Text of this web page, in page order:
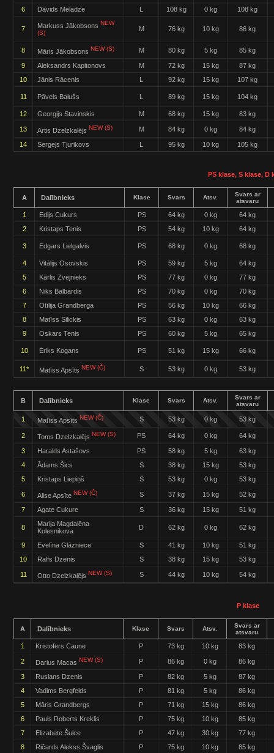
6
Dāvids Meladze 108 kg 0 kg 108 kg
7 Markuss Jākobsons NEW
(S)
M 76 kg 10 kg 86 kg
8 Māris Jākobsons NEW (S) M 80 kg 5 kg 85 kg
9 Aleksandrs Kapitonovs M 72 kg 15 kg
87 kg
10
Jānis Rācenis 92 kg 15 kg 107 kg
11 Pāvels Balušs 89 kg 15 kg 104 kg
12 Georgijs Stavinskis M 68 kg 15 kg 83 kg
13 Artis Dzelzkalējs NEW (S) M 84 kg 0 kg 84 kg
14 Sergejs Tjurikovs 95 kg 10 kg 105 kg
PS klase, S klase, D
A Dalībnieks Klase Svars Atsv.
Svars ar
atsvaru
1 Edijs Cukurs PS 64 kg 0 kg
64 kg
2
Kristaps Tenis PS 54 kg 10 kg 64 kg
3 Edgars Lielgalvis PS 68 kg 0 kg 68 kg
4 Vitālijs Osovskis PS 59 kg 5 kg
64 kg
5
Kārlis Zvejnieks PS 77 kg 0 kg
77 kg
6
Niks Balbārdis PS 70 kg 0 kg
70 kg
7
Otīlija Grandberga PS 56 kg 10 kg
66 kg
8
Matīss Silickis PS 63 kg 0 kg
63 kg
9
Oskars Tenis PS 60 kg 5 kg 65 kg
10 Ēriks Kogans PS 51 kg 15 kg 66 kg
11* Matīss Apsīts NEW (Č) S 53 kg 0 kg 53 kg
B Dalībnieks Klase Svars Atsv.
Svars ar
atsvaru
1 Matīss Apsīts NEW (Č) S 53 kg 0 kg 53 kg
2 Toms Dzelzkalējs NEW (S) PS 64 kg 0 kg 64 kg
3 Haralds Astašovs PS 58 kg 5 kg
63 kg
4
Ādams Šics S 38 kg 15 kg
53 kg
5
Kristaps Liepiņš S 53 kg 0 kg 53 kg
6 Alise Apsīte NEW (Č) S 37 kg 15 kg 52 kg
7 Agate Cukure S 36 kg 15 kg 51 kg
8
Marija Magdalēna
Kolesnikova
D 62 kg 0 kg 62 kg
9 Evelīna Glāzniece S 41 kg 10 kg
51 kg
10
Ralfs Dzenis S 38 kg 15 kg 53 kg
11 Otto Dzelzkalējs NEW (S) S 44 kg 10 kg 54 kg
P klase
A Dalībnieks Klase Svars Atsv.
Svars ar
atsvaru
1 Kristofers Caune P 73 kg 10 kg 83 kg
2 Darius Macas NEW (S) P 86 kg 0 kg 86 kg
3 Ruslans Dzenis P 82 kg 5 kg
87 kg
4
Vadims Bergfelds P 81 kg 5 kg
86 kg
5
Māris Grandbergs P 71 kg 15 kg
86 kg
6
Pauls Roberts Kreklis P 75 kg 10 kg
85 kg
7
Elizabete Šulce P 47 kg 30 kg
77 kg
8
Ričards Alekss Švaglis P 75 kg 10 kg 85 kg